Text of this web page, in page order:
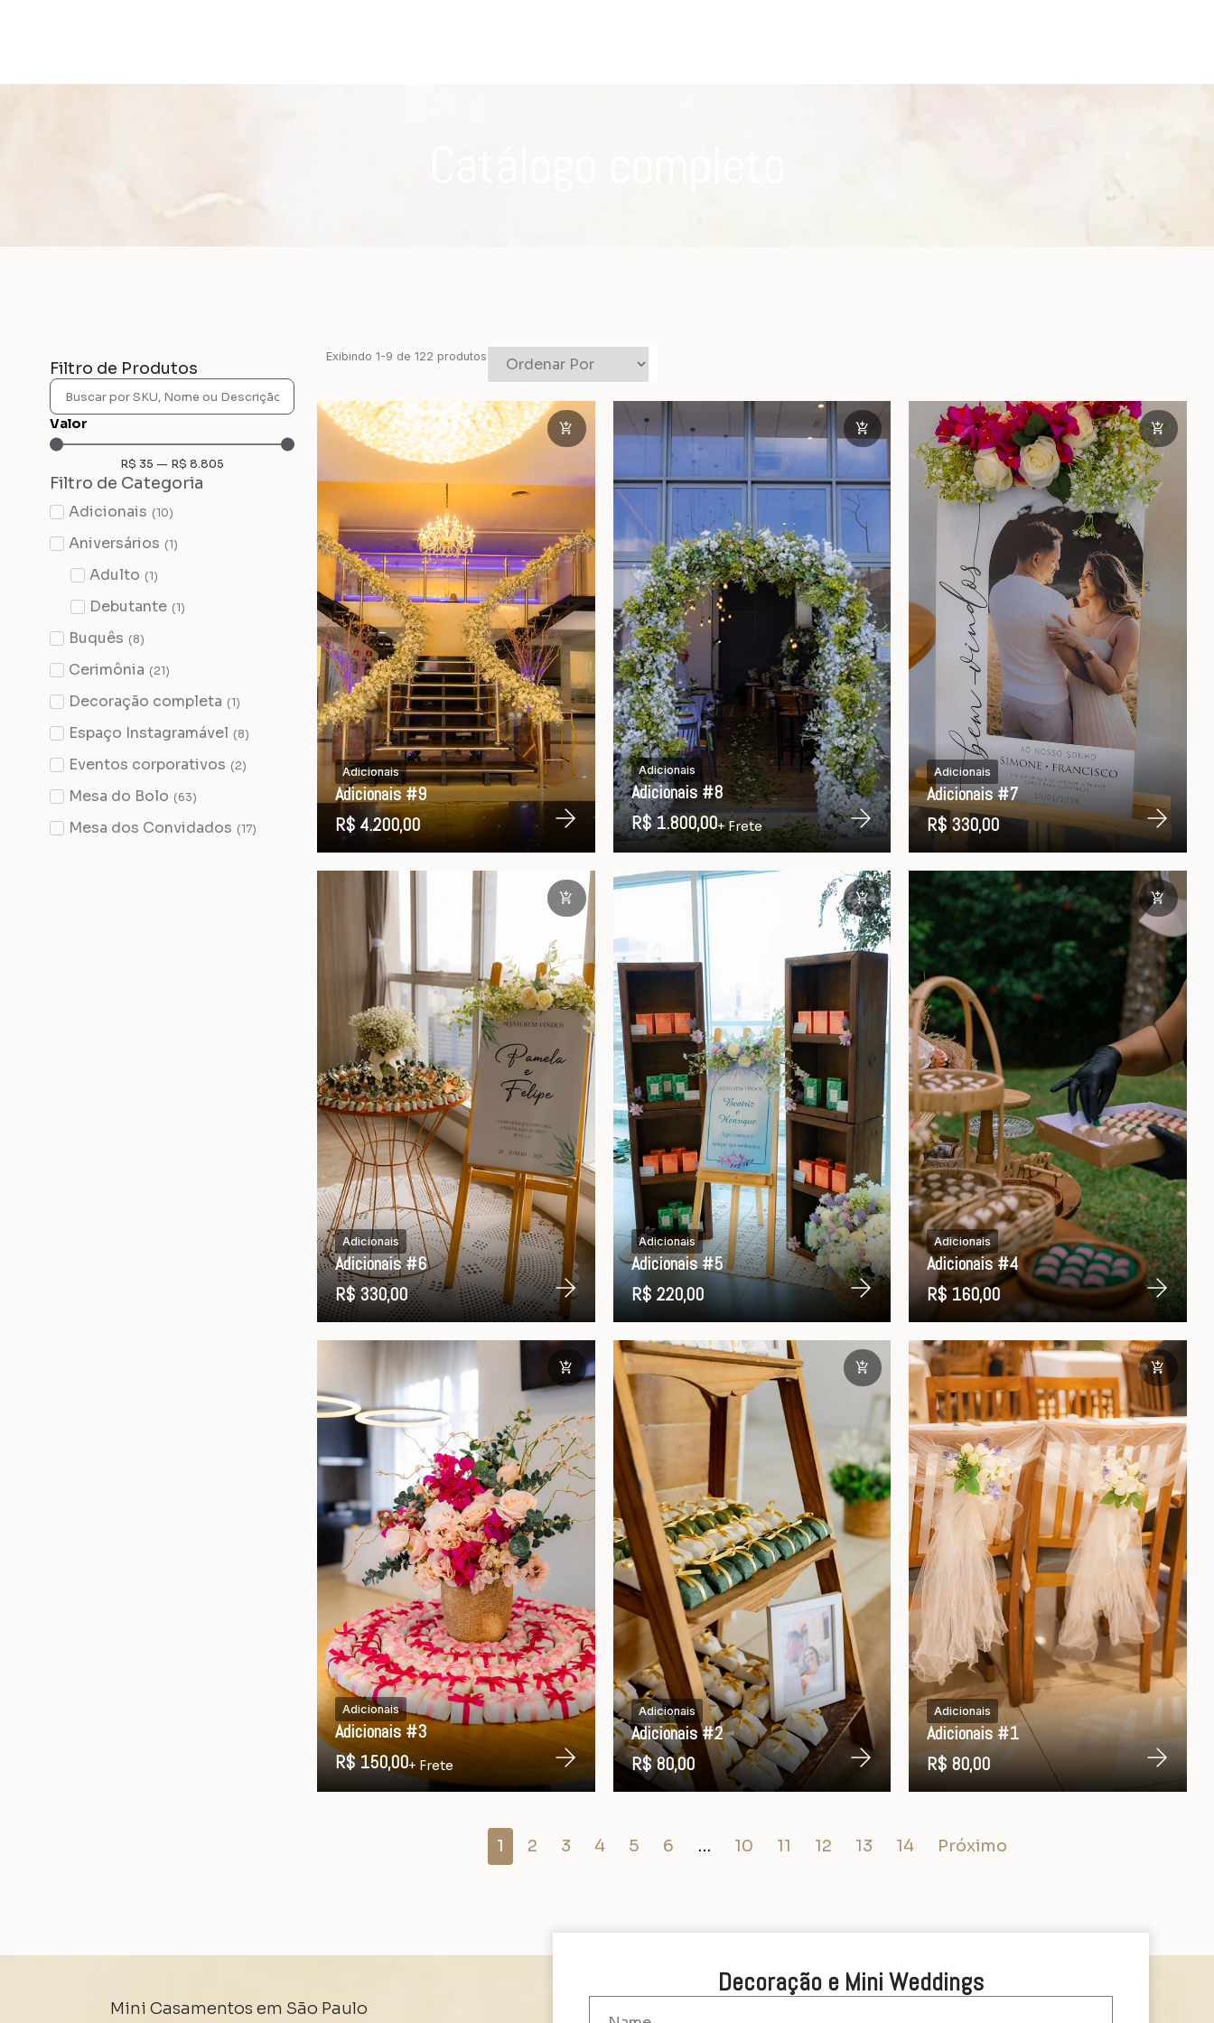
Filtro de Produtos
Valor
R$ 35 — R$ 8.805
Filtro de Categoria
Adicionais (10)
Aniversários (1)
Adulto (1)
Debutante (1)
Buquês (8)
Cerimônia (21)
Decoração completa (1)
Espaço Instagramável (8)
Eventos corporativos (2)
Mesa do Bolo (63)
Mesa dos Convidados (17)
Exibindo 1-9 de 122 produtos
Adicionais
Adicionais #9
R$ 4.200,00
Adicionais
Adicionais #8
R$ 1.800,00+ Frete
Adicionais
Adicionais #7
R$ 330,00
Adicionais
Adicionais #6
R$ 330,00
Adicionais
Adicionais #5
R$ 220,00
Adicionais
Adicionais #4
R$ 160,00
Adicionais
Adicionais #3
R$ 150,00+ Frete
Adicionais
Adicionais #2
R$ 80,00
Adicionais
Adicionais #1
R$ 80,00
1 2 3 4 5 6 … 10 11 12 13 14 Próximo
Mini Casamentos em São Paulo
Decoração e Mini Weddings